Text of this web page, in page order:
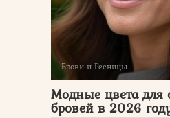
Брови и Ресницы
Модные цвета
бровей в 2026